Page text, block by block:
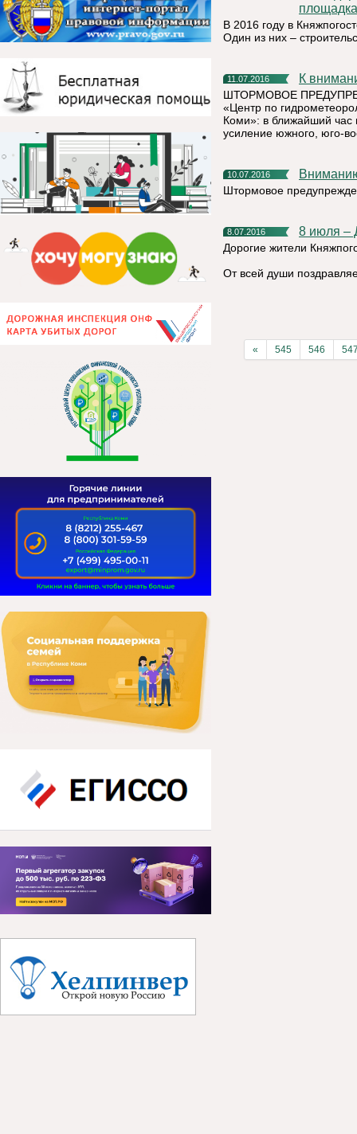
площадка
В 2016 году в
Один из них –
11.07.2016 К
ШТОРМОВОЕ
«Центр по
Коми»: в ближайший час
усиление южного, юго-
10.07.2016
Штормовое
8.07.2016 8 июля
Дорогие жители
От всей души
« 545 546